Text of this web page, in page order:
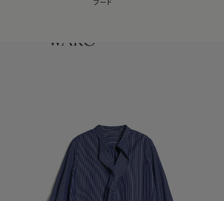
【会員様限定】夏のプレゼントキャンペーン開催中
フード